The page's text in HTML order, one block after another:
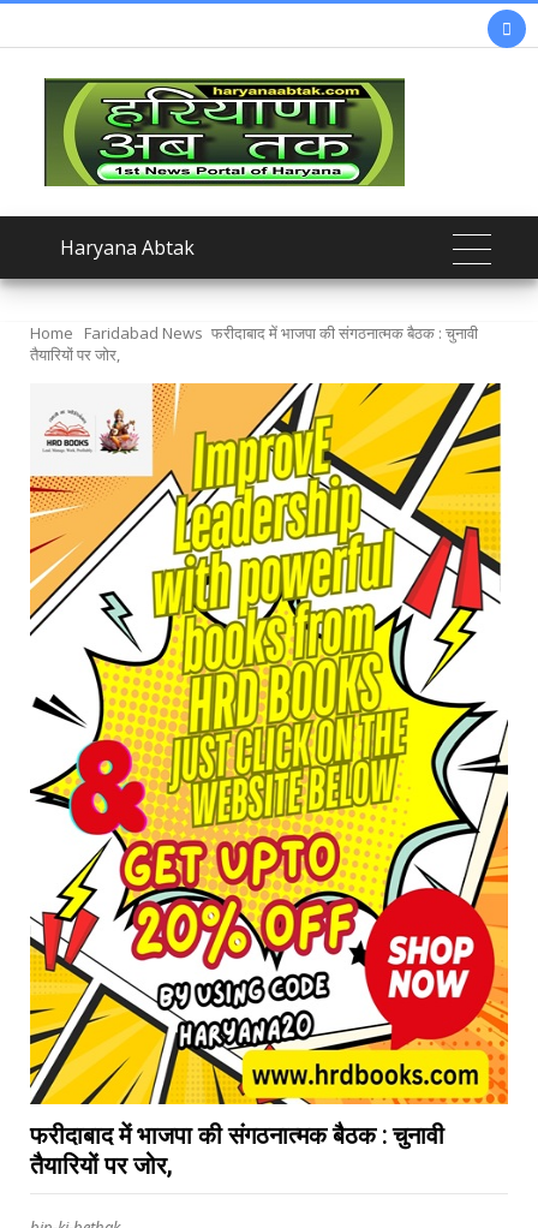

Haryana Abtak
Home Faridabad News फरीदाबाद में भाजपा की संगठनात्मक बैठक : चुनावी
तैयारियों पर जोर,
फरीदाबाद में भाजपा की संगठनात्मक बैठक : चुनावी
तैयारियों पर जोर,